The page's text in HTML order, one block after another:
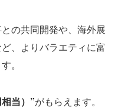
の共同開発や、海外展
、よりバラエティに富
。
当）”がもらえます。